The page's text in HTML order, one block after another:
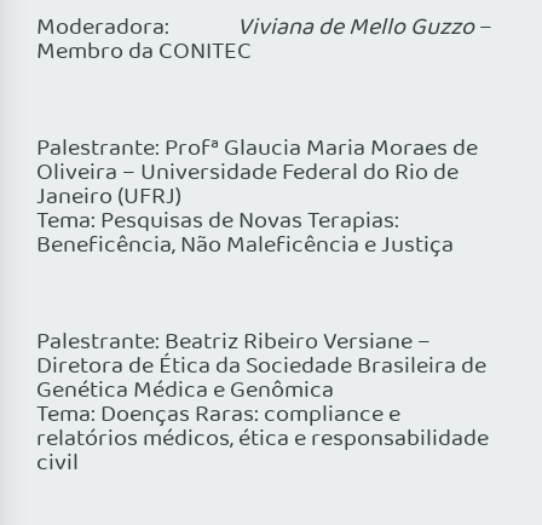
Moderadora: Viviana de Mello Guzzo–
Membro da CONITEC
Palestrante: Profª Glaucia Maria Moraes de
Oliveira – Universidade Federal do Rio de
Janeiro (UFRJ)
Tema: Pesquisas de Novas Terapias:
Beneficência, Não Maleficência e Justiça
Palestrante: Beatriz Ribeiro Versiane –
Diretora de Ética da Sociedade Brasileira de
Genética Médica e Genômica
Tema: Doenças Raras: compliance e
relatórios médicos, ética e responsabilidade
civil